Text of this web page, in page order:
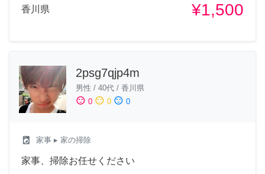
香川県 ¥1,500
2psg7qjp4m
男性 / 40代 / 香川県
sentiment_satisfied 0 sentiment_neutral 0 sentiment_dissatisfied 0
local_laundry_service 家事 ▸ 家の掃除
家事、掃除お任せください